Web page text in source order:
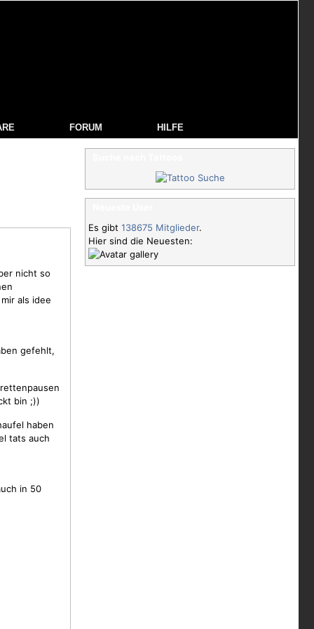
FORUM HILFE
nicht so
als idee
gefehlt,
bin ;))
haben
tats auch
in 50
Es gibt 138675 Mitglieder.
Hier sind die Neuesten: